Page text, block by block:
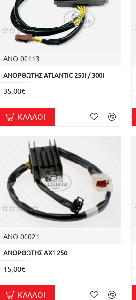
ΑΝΟ-00113
ΑΝΟΡΘΩΤΗΣ ATLANTIC 250I / 300I
35,00€
ΚΑΛΆΘΙ
ΑΝΟ-00021
ΑΝΟΡΘΩΤΗΣ AX1 250
15,00€
ΚΑΛΆΘΙ